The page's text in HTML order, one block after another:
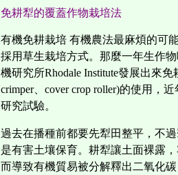
免耕犁的覆蓋作物栽培法
有機免耕栽培 有機農法最麻煩的可
採用草生栽培方式。那麼一年生作
機研究所Rhodale Institute發展出來
crimper、cover crop roller)的使用，
研究試驗。
過去在播種前都要先犁田整平，不
是有害土壤保育。耕犁讓土面裸露
而導致有機質易被分解釋出二氧化